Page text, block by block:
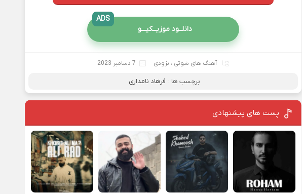
دانلــود موزیــکیـــو
ADS
آهنگ های شوتی ، بزودی 7 دسامبر 2023
برچسب ها : فرهاد نامداری
پست های پیشنهادی